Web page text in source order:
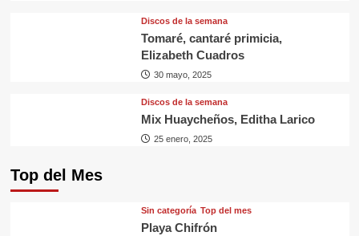
Discos de la semana
Tomaré, cantaré primicia,
Elizabeth Cuadros
30 mayo, 2025
Discos de la semana
Mix Huaycheños, Editha Larico
25 enero, 2025
Top del Mes
Sin categorí­a Top del mes
Playa Chifrón